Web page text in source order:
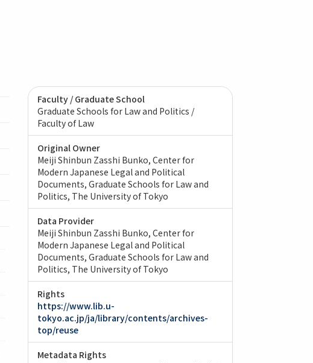
Faculty / Graduate School
Graduate Schools for Law and Politics /
Faculty of Law
Original Owner
Meiji Shinbun Zasshi Bunko, Center for
Modern Japanese Legal and Political
Documents, Graduate Schools for Law and
Politics, The University of Tokyo
Data Provider
Meiji Shinbun Zasshi Bunko, Center for
Modern Japanese Legal and Political
Documents, Graduate Schools for Law and
Politics, The University of Tokyo
Rights
https://www.lib.u-
tokyo.ac.jp/ja/library/contents/archives-
top/reuse
Metadata Rights